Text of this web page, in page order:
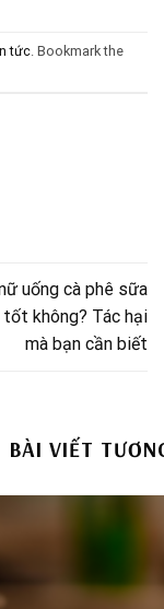
tức. Bookmark the
uống cà phê sữa
tốt không? Tác hại
mà bạn cần biết
BÀI VIẾT